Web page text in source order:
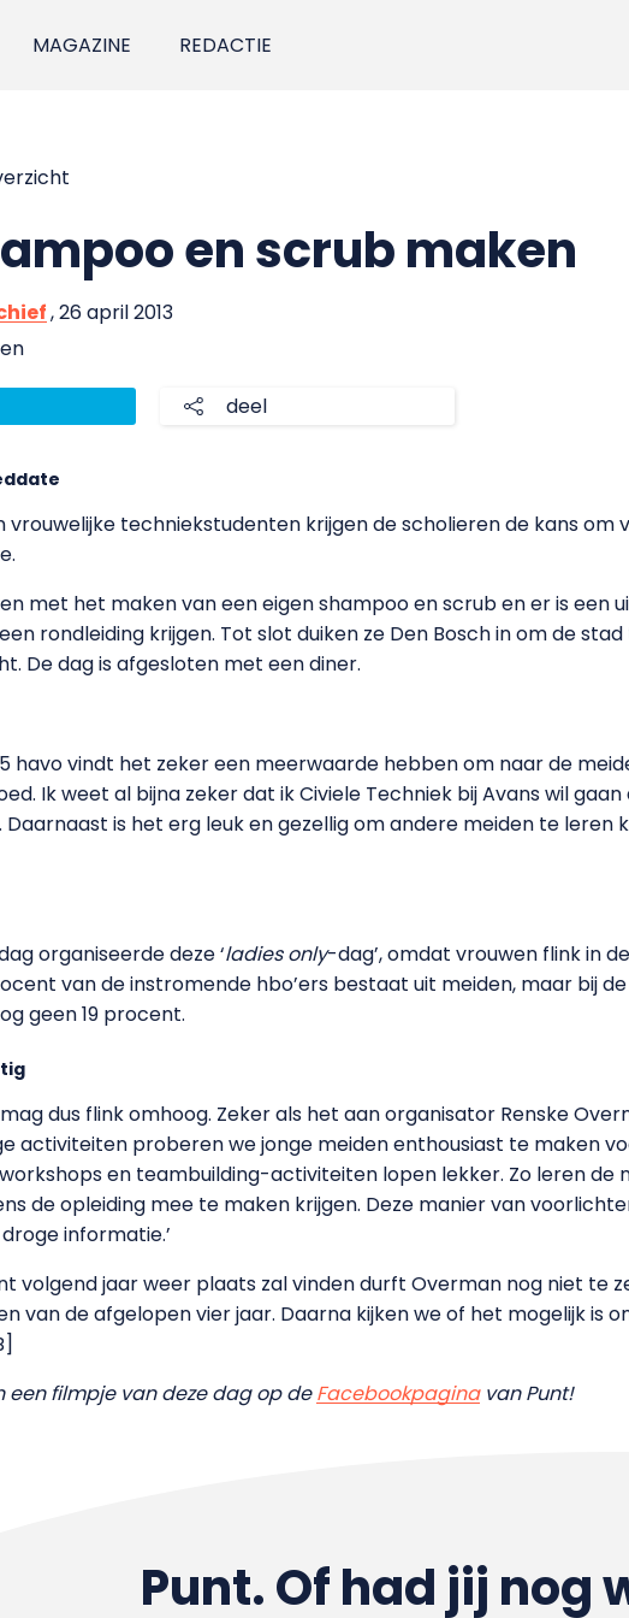
MAGAZINE REDACTIE
en scrub maken
, 26 april 2013
deel
vrouwelijke techniekstudenten krijgen de scholieren de kans
met het maken van een eigen shampoo en scrub en er is een
rondleiding krijgen. Tot slot duiken ze Den Bosch in om de
De dag is afgesloten met een diner.
havo vindt het zeker een meerwaarde hebben om naar de
Ik weet al bijna zeker dat ik Civiele Techniek bij Avans wil
is het erg leuk en gezellig om andere meiden te leren
organiseerde deze ‘ladies only-dag’, omdat vrouwen flink in
van de instromende hbo’ers bestaat uit meiden, maar bij
geen 19 procent.
dus flink omhoog. Zeker als het aan organisator Renske
activiteiten proberen we jonge meiden enthousiast te maken
en teambuilding-activiteiten lopen lekker. Zo leren de
de opleiding mee te maken krijgen. Deze manier van
informatie.’
volgend jaar weer plaats zal vinden durft Overman nog niet te
van de afgelopen vier jaar. Daarna kijken we of het mogelijk is
een filmpje van deze dag op deFacebookpaginavan Punt!
Punt. Of had jij nog